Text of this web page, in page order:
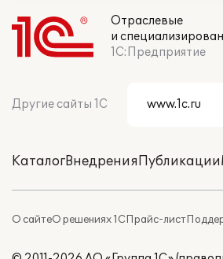
Отраслевые
и
1С:Предприятие
Другие сайты 1С
КаталогВнедренияПубликации
О сайтеО решениях 1СПрайс-лист